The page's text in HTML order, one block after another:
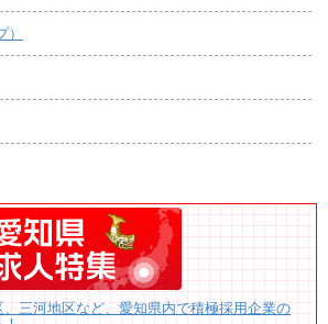
三河地区など、愛知県内で積極採用企業の